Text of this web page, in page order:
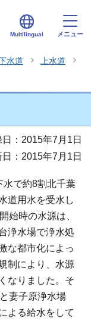
Multilingual メニュー
水道
上水道
日：2015年7月1日
日：2015年7月1日
水で約8割北千葉
道用水を受水し
始時の水源は、
浄水場で浄水処
な都市化によっ
制により、水源
なりました。そ
妻子原浄水場
よる給水をして